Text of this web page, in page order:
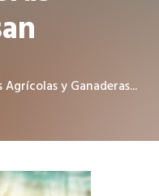
y Ganaderas...